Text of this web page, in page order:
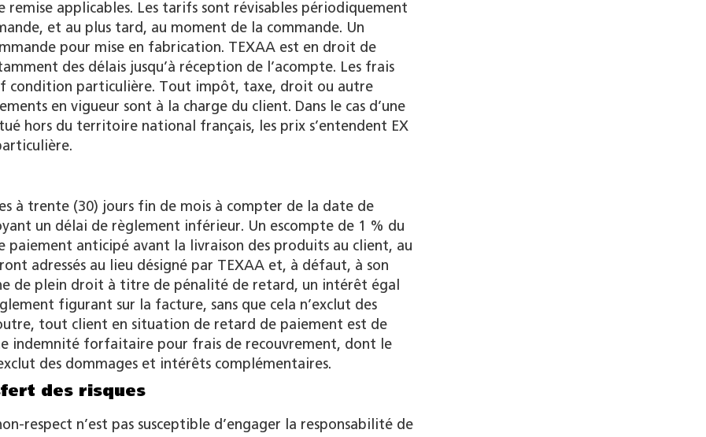
applicables. Les tarifs sont révisables périodiquement
et au plus tard, au moment de la commande. Un
pour mise en fabrication. TEXAA est en droit de
des délais jusqu’à réception de l’acompte. Les frais
condition particulière. Tout impôt, taxe, droit ou autre
en vigueur sont à la charge du client. Dans le cas d’une
hors du territoire national français, les prix s’entendent EX
à trente (30) jours fin de mois à compter de la date de
un délai de règlement inférieur. Un escompte de 1 % du
paiement anticipé avant la livraison des produits au client, au
adressés au lieu désigné par TEXAA et, à défaut, à son
de plein droit à titre de pénalité de retard, un intérêt égal
figurant sur la facture, sans que cela n’exclut des
tout client en situation de retard de paiement est de
indemnité forfaitaire pour frais de recouvrement, dont le
des dommages et intérêts complémentaires.
des risques
respect n’est pas susceptible d’engager la responsabilité de